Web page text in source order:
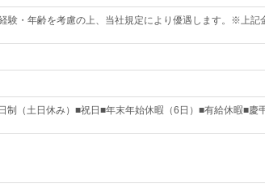
験・年齢を考慮の上、当社規定により優遇します。※上記
制（土日休み）■祝日■年末年始休暇（6日）■有給休暇■慶